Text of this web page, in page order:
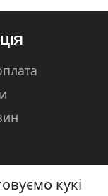
кукі